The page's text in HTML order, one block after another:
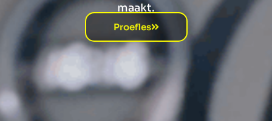
maakt.
Proefles